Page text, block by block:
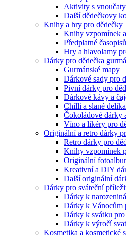
Aktivity s
Další dědečkovy
Knihy a hry pro dědečky
Knihy vzpomínek
Předplatné
Hry a hlavolamy
Dárky pro dědečka
Gurmánské mapy
Dárkové sady pro
Pivní dárky pro
Dárkové kávy a
Chilli a slané
Čokoládové dárky
Víno a likéry pro
Originální a retro dárky
Retro dárky pro
Knihy vzpomínek
Originální
Kreativní a DIY
Další originální
Dárky pro sváteční
Dárky k
Dárky k Vánocům
Dárky k svátku
Dárky k výročí
Kosmetika a kosmetické